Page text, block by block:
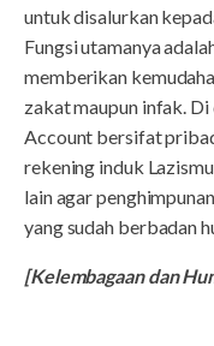
untuk disalurkan
Fungsi utamanya
memberikan
zakat maupun infak.
Account bersifat
rekening induk
lain agar
yang sudah berbadan
[Kelembagaan dan